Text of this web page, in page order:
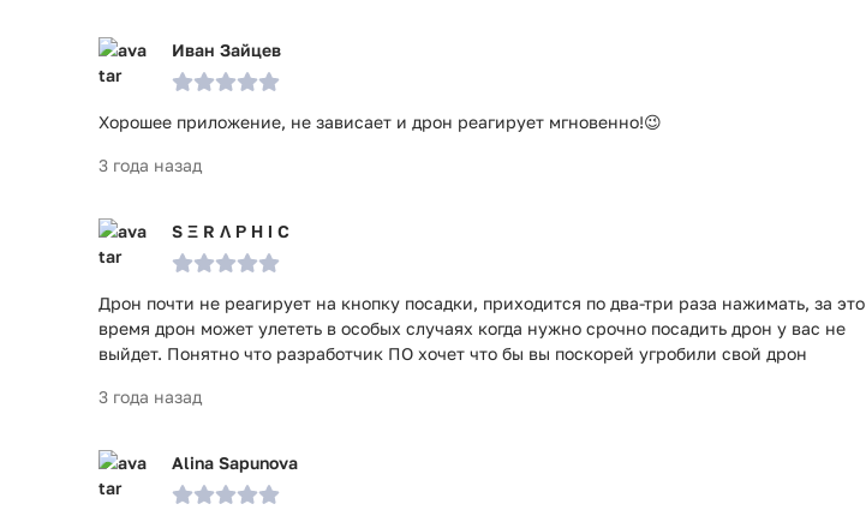
Иван Зайцев
Хорошее приложение, не зависает и дрон реагирует мгновенно!😉
3 года назад
S Ξ R Λ Ρ Η Ι C
Дрон почти не реагирует на кнопку посадки, приходится по два-три раза нажимать, за это
время дрон может улететь в особых случаях когда нужно срочно посадить дрон у вас не
выйдет. Понятно что разработчик ПО хочет что бы вы поскорей угробили свой дрон
3 года назад
Alina Sapunova